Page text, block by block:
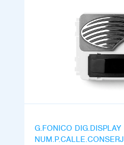
G.FONICO DIG.DISPLAY
NUM.P.CALLE.CONSERJ